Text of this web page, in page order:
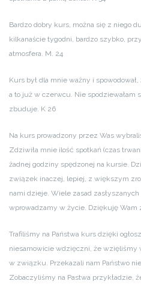
Bardzo dobry kurs, można się z niego
kilkanaście tygodni, bardzo szybko,
atmosfera. M. 24
Kurs był dla mnie ważny i
a to już w czerwcu. Nie spodziewałam
zbuduje. K 26
Na kurs prowadzony przez Was
Zdziwiła mnie ilość spotkań (czas
żadnej godziny spędzonej na kursie.
związek inaczej, lepiej, z większym
nami dzieje. Wiele zasad
wprowadzamy w życie. Dziękuję Wam
Trafiliśmy na Państwa kurs dzięki
niesamowicie wdzięczni, że wzięliśmy
w związku. Przekazali nam Państwo
Zobaczyliśmy na Pastwa przykładzie,